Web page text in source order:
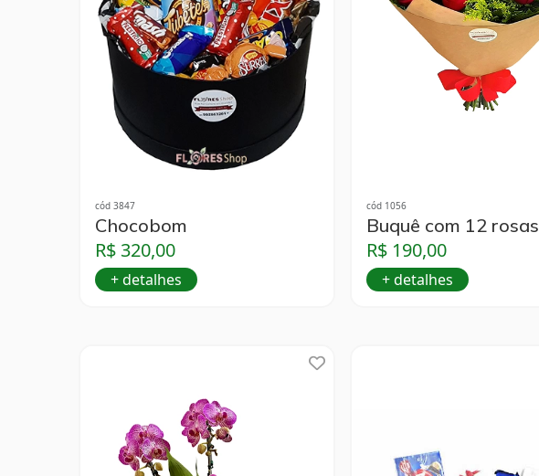
cód 3847
Chocobom
R$ 320,00
+ detalhes
cód 1056
Buquê com 12 rosas
R$ 190,00
+ detalhes